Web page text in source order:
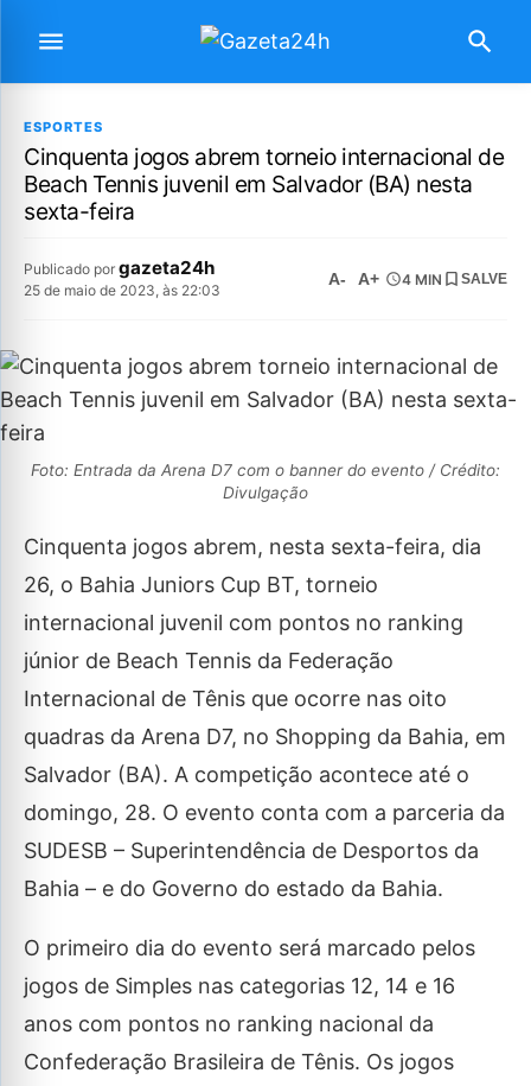
ESPORTES
Cinquenta jogos abrem torneio internacional de
Beach Tennis juvenil em Salvador (BA) nesta
sexta-feira
Publicado por gazeta24h
25 de maio de 2023, às 22:03
A- A+ 4 MIN SALVE
Foto: Entrada da Arena D7 com o banner do evento / Crédito:
Divulgação
Cinquenta jogos abrem, nesta sexta-feira, dia
26, o Bahia Juniors Cup BT, torneio
internacional juvenil com pontos no ranking
júnior de Beach Tennis da Federação
Internacional de Tênis que ocorre nas oito
quadras da Arena D7, no Shopping da Bahia, em
Salvador (BA). A competição acontece até o
domingo, 28. O evento conta com a parceria da
SUDESB – Superintendência de Desportos da
Bahia – e do Governo do estado da Bahia.
O primeiro dia do evento será marcado pelos
jogos de Simples nas categorias 12, 14 e 16
anos com pontos no ranking nacional da
Confederação Brasileira de Tênis. Os jogos